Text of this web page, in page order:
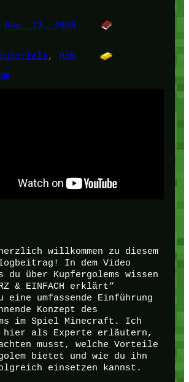
Nov. 13, 2025
, Mob
willkommen zu diesem
In dem Video
du über Kupfergolems wissen
& EINFACH erklärt“
umfassende Einführung
Konzept des
im Spiel Minecraft. Ich
hier als Experte erläutern,
musst, welche Vorteile
bietet und wie du ihn
einsetzen kannst.